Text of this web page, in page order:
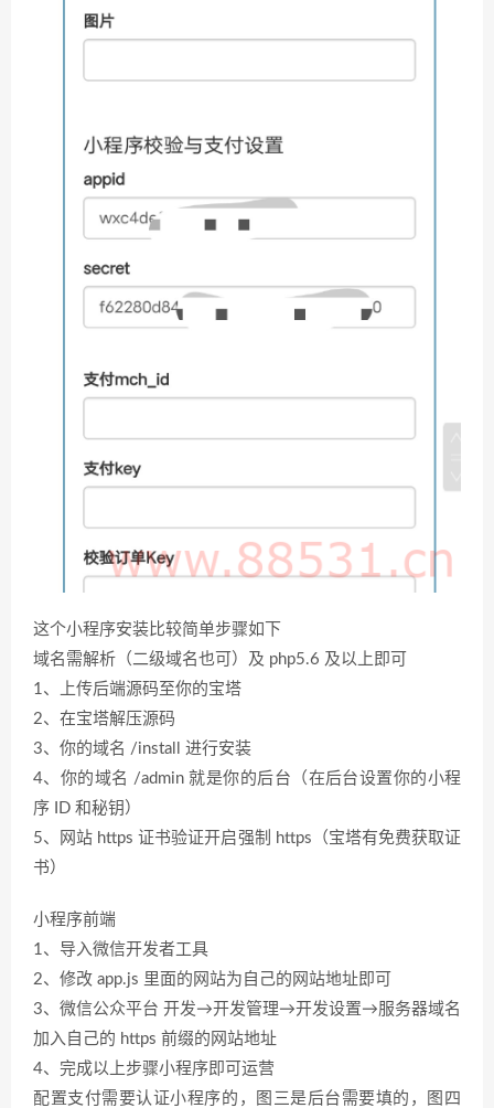
这个小程序安装比较简单步骤如下
域名需解析（二级域名也可）及 php5.6 及以上即可
1、上传后端源码至你的宝塔
2、在宝塔解压源码
3、你的域名 /install 进行安装
4、你的域名 /admin 就是你的后台（在后台设置你的小程
序 ID 和秘钥）
5、网站 https 证书验证开启强制 https（宝塔有免费获取证
书）
小程序前端
1、导入微信开发者工具
2、修改 app.js 里面的网站为自己的网站地址即可
3、微信公众平台 开发→开发管理→开发设置→服务器域名
加入自己的 https 前缀的网站地址
4、完成以上步骤小程序即可运营
配置支付需要认证小程序的，图三是后台需要填的，图四